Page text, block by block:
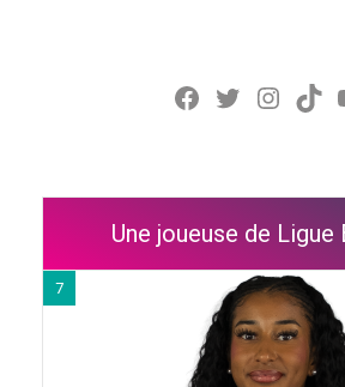
Facebook
Twitter
Une joueuse de Ligue
7